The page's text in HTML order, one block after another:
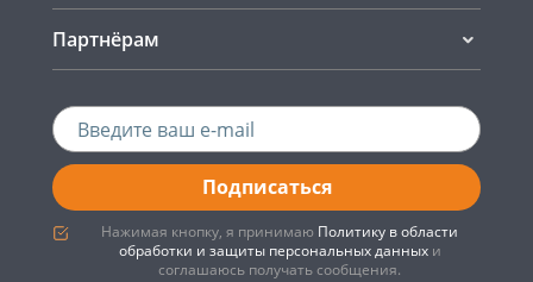
Партнёрам
Подписаться
Нажимая кнопку, я принимаю Политику в области
обработки и защиты персональных данныхи
соглашаюсь получать сообщения.